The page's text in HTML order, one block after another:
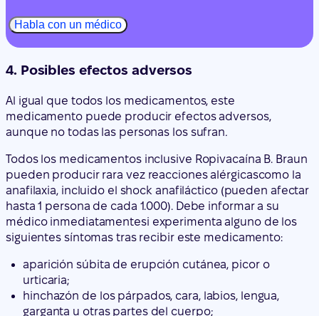
Al igual que todos los medicamentos, este
medicamento puede producir efectos adversos,
pueden producir rara vezreacciones alérgicas
anafilaxia, incluido el shock anafiláctico (pueden afectar
hasta 1 persona de cada 1.000). Debe informar a su
médico
inmediatamente
siguientes síntomas tras recibir este medicamento:
aparición súbita de erupción cutánea, picor o
urticaria;
hinchazón de los párpados, cara, labios, lengua,
garganta u otras partes del cuerpo;
una sensación de pérdida de la consciencia.
Otros posibles efectos adversos